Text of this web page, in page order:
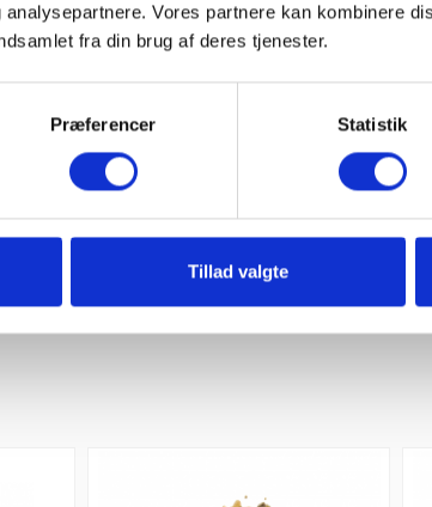
Vores partnere kan kombinere
fra din brug af deres tjenester.
Præferencer Statistik
Tillad valgte